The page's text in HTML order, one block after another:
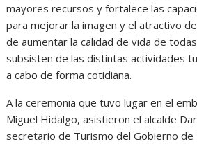
mayores recursos y fortalece las
para mejorar la imagen y el atractivo
de aumentar la calidad de vida de
subsisten de las distintas actividades
a cabo de forma cotidiana.
A la ceremonia que tuvo lugar en el
Miguel Hidalgo, asistieron el alcalde
secretario de Turismo del Gobierno de